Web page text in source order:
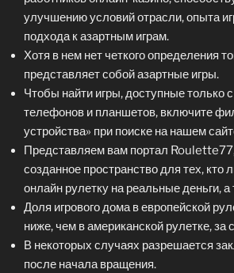
улучшению условий отрасли, опыта
подхода к азартным играм.
Хотя в нем нет четкого определения
представляет собой азартные игры.
Чтобы найти игры, доступные только
телефонов и планшетов, включите
устройства» при поиске на нашем
Представляем вам портал
созданное пространство для тех, кто
онлайн рулетку на реальные деньги,
Доля игрового дома в европейской
ниже, чем в американской рулетке, за
В некоторых случаях разрешается
после начала вращения.